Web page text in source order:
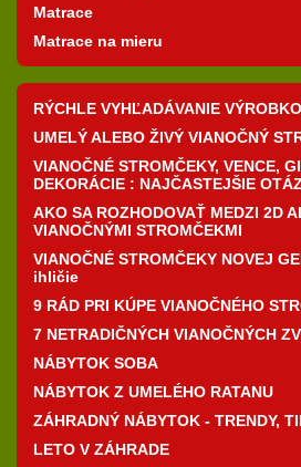
Matrace
Matrace na mieru
RÝCHLE VYHĽADÁVANIE
UMELÝ ALEBO ŽIVÝ VIANOČNÝ
VIANOČNÉ STROMČEKY, VENCE,
DEKORÁCIE : NAJČASTEJŠIE
AKO SA ROZHODOVAŤ MEDZI 2D
VIANOČNÝMI STROMČEKMI
VIANOČNÉ STROMČEKY NOVEJ
ihličie
9 RÁD PRI KÚPE VIANOČNÉHO
7 NETRADIČNÝCH VIANOČNÝCH
NÁBYTOK SOBA
NÁBYTOK Z UMELÉHO RATANU
ZÁHRADNÝ NÁBYTOK - TRENDY,
LETO V ZÁHRADE